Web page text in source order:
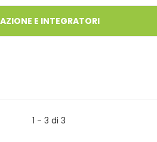
E INTEGRATORI
1 - 3 di 3